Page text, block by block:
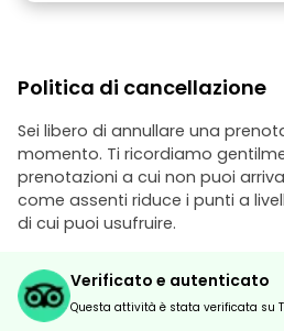
Politica di cancellazione
Sei libero di annullare una
momento. Ti ricordiamo
prenotazioni a cui non puoi
come assenti riduce i punti a
di cui puoi usufruire.
Verificato e autenticato
Questa attività è stata verificata su